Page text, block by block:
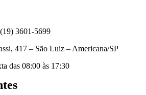
3601-5699
417 – São Luiz – Americana/SP
das 08:00 às 17:30